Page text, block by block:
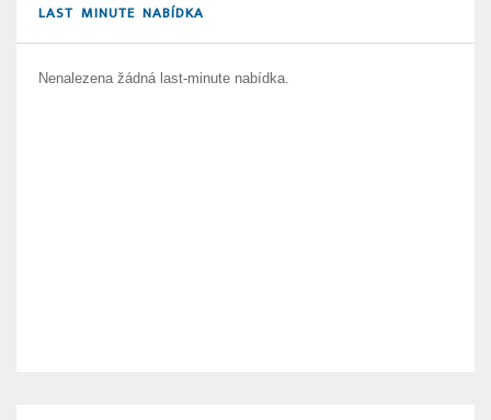
LAST MINUTE NABÍDKA
Nenalezena žádná last-minute nabídka.